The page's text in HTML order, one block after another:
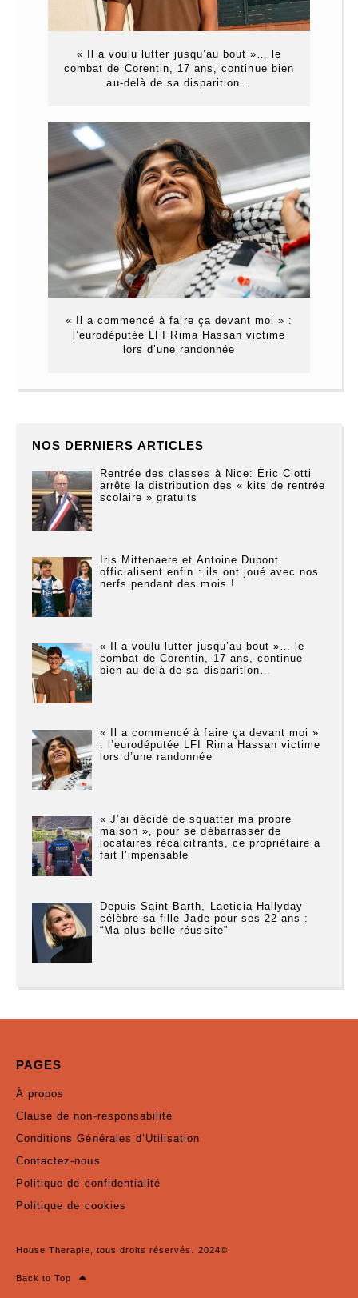
« Il a voulu lutter jusqu’au bout »… le
combat de Corentin, 17 ans, continue bien
au-delà de sa disparition…
« Il a commencé à faire ça devant moi » :
l’eurodéputée LFI Rima Hassan victime
lors d’une randonnée
NOS DERNIERS ARTICLES
Rentrée des classes à Nice: Éric Ciotti
arrête la distribution des « kits de rentrée
scolaire » gratuits
Iris Mittenaere et Antoine Dupont
officialisent enfin : ils ont joué avec nos
nerfs pendant des mois !
« Il a voulu lutter jusqu’au bout »… le
combat de Corentin, 17 ans, continue
bien au-delà de sa disparition…
« Il a commencé à faire ça devant moi »
: l’eurodéputée LFI Rima Hassan victime
lors d’une randonnée
« J’ai décidé de squatter ma propre
maison », pour se débarrasser de
locataires récalcitrants, ce propriétaire a
fait l’impensable
Depuis Saint-Barth, Laeticia Hallyday
célèbre sa fille Jade pour ses 22 ans :
“Ma plus belle réussite”
PAGES
À propos
Clause de non-responsabilité
Conditions Générales d’Utilisation
Contactez-nous
Politique de confidentialité
Politique de cookies
House Therapie, tous droits réservés. 2024©
Back to Top